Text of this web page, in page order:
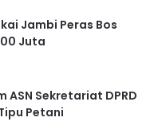
Jambi Peras Bos
Juta
ASN Sekretariat DPRD
Petani